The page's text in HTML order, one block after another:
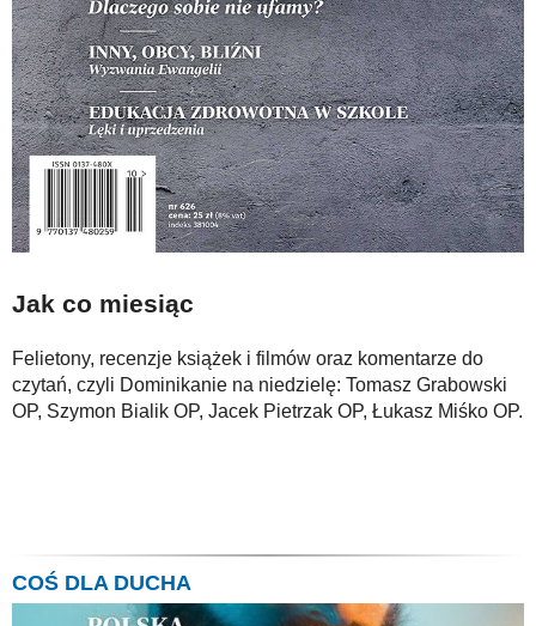
Jak co miesiąc
Felietony, recenzje książek i filmów oraz komentarze do
czytań, czyli Dominikanie na niedzielę: Tomasz Grabowski
OP, Szymon Bialik OP, Jacek Pietrzak OP, Łukasz Miśko OP.
COŚ DLA DUCHA